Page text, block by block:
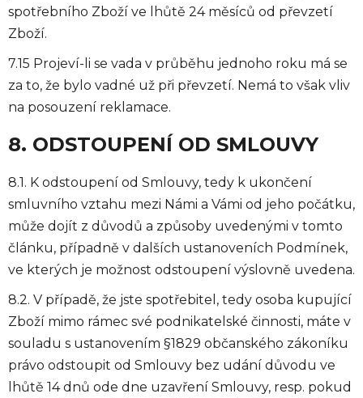
spotřebního Zboží ve lhůtě 24 měsíců od převzetí
Zboží.
7.15 Projeví-li se vada v průběhu jednoho roku má se
za to, že bylo vadné už při převzetí. Nemá to však vliv
na posouzení reklamace.
8. ODSTOUPENÍ OD SMLOUVY
8.1. K odstoupení od Smlouvy, tedy k ukončení
smluvního vztahu mezi Námi a Vámi od jeho počátku,
může dojít z důvodů a způsoby uvedenými v tomto
článku, případně v dalších ustanoveních Podmínek,
ve kterých je možnost odstoupení výslovně uvedena.
8.2. V případě, že jste spotřebitel, tedy osoba kupující
Zboží mimo rámec své podnikatelské činnosti, máte v
souladu s ustanovením §1829 občanského zákoníku
právo odstoupit od Smlouvy bez udání důvodu ve
lhůtě 14 dnů ode dne uzavření Smlouvy, resp. pokud